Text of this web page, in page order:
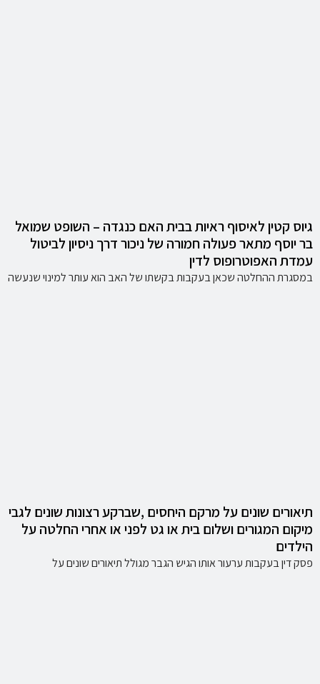
גיוס קטין לאיסוף ראיות בבית האם כנגדה – השופט שמואל
בר יוסף מתאר פעולה חמורה של ניכור דרך ניסיון לביטול
עמדת האפוטרופוס לדין
במסגרת ההחלטה שכאן בעקבות בקשתו של האב הוא עותר למינוי שנעשה
תיאורים שונים על מרקם היחסים ,שברקע רצונות שונים לגבי
מיקום המגורים ושלום בית או גט לפני או אחרי החלטה על
הילדים
פסק דין בעקבות ערעור אותו הגיש הגבר מגולל תיאורים שונים על